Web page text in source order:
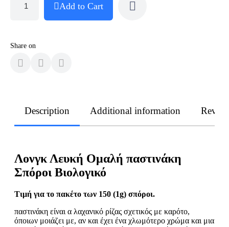
Add to Cart
Share on
Description Additional information
Λονγκ Λευκή Ομαλή παστινάκη
Σπόροι Βιολογικό
Τιμή για το πακέτο των 150 (1g) σπόροι.
παστινάκη είναι α λαχανικό ρίζας σχετικός με καρότο,
όποιων μοιάζει με, αν και έχει ένα χλωμότερο χρώμα και μια